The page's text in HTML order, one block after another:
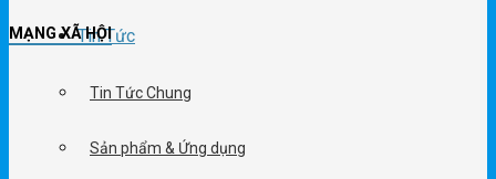
Tin Tức
Tin Tức Chung
Sản phẩm & Ứng dụng
MẠNG XÃ HỘI